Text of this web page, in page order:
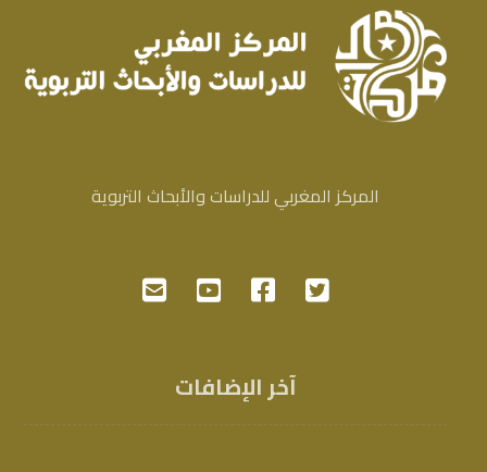
المركز المغربي للدراسات والأبحاث التربوية
آخر الإضافات